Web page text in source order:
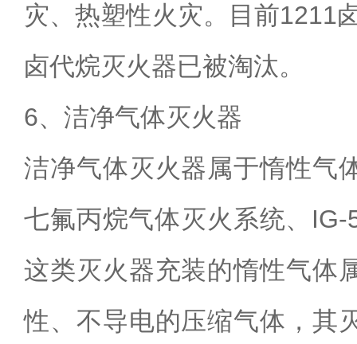
灾、热塑性火灾。目前1211
卤代烷灭火器已被淘汰。
6、洁净气体灭火器
洁净气体灭火器属于惰性气
七氟丙烷气体灭火系统、 IG-
这类灭火器充装的惰性气体
性、不导电的压缩气体 ，其